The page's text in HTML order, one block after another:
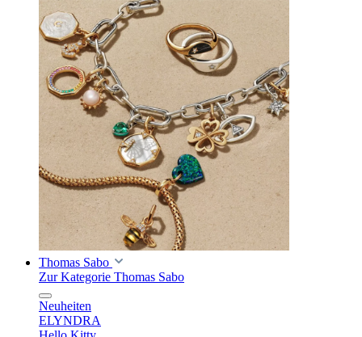
Thomas Sabo
Zur Kategorie Thomas Sabo
Neuheiten
ELYNDRA